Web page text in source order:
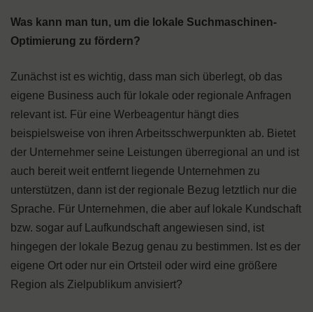
Was kann man tun, um die lokale Suchmaschinen-
Optimierung zu fördern?
Zunächst ist es wichtig, dass man sich überlegt, ob das
eigene Business auch für lokale oder regionale Anfragen
relevant ist. Für eine Werbeagentur hängt dies
beispielsweise von ihren Arbeitsschwerpunkten ab. Bietet
der Unternehmer seine Leistungen überregional an und ist
auch bereit weit entfernt liegende Unternehmen zu
unterstützen, dann ist der regionale Bezug letztlich nur die
Sprache. Für Unternehmen, die aber auf lokale Kundschaft
bzw. sogar auf Laufkundschaft angewiesen sind, ist
hingegen der lokale Bezug genau zu bestimmen. Ist es der
eigene Ort oder nur ein Ortsteil oder wird eine größere
Region als Zielpublikum anvisiert?